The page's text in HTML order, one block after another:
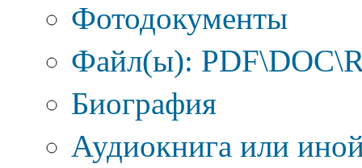
Фотодокументы
Файл(ы):
Биография
Аудиокнига или